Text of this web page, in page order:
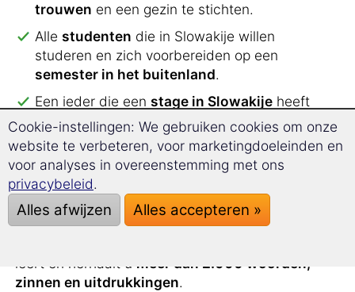
trouwen en een gezin te stichten.
Alle studenten die in Slowakije willen
studeren en zich voorbereiden op een
semester in het buitenland.
Een ieder die een stage in Slowakije heeft
aangevraagd.
Een ieder, die voor een lange vakantie naar
Slowakije reist.
Een ieder, die van plan is om na
pensionering in Slowakijedoor te brengen.
leert en herhaalt u meer dan 2.000 woorden,
zinnen en uitdrukkingen.
Cookie-instellingen: We gebruiken cookies om onze
website te verbeteren, voor marketingdoeleinden en
voor analyses in overeenstemming met ons
privacybeleid.
Alles afwijzen Alles accepteren »